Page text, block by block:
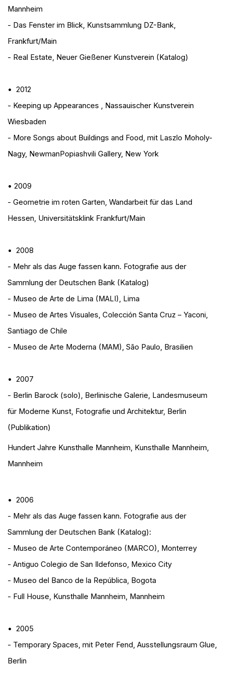
Mannheim
- Das Fenster im Blick, Kunstsammlung DZ-Bank,
Frankfurt/Main
- Real Estate, Neuer Gießener Kunstverein (Katalog)
• 2012
- Keeping up Appearances , Nassauischer Kunstverein
Wiesbaden
- More Songs about Buildings and Food, mit Laszlo Moholy-
Nagy, NewmanPopiashvili Gallery, New York
• 2009
- Geometrie im roten Garten, Wandarbeit für das Land
Hessen, Universitätsklink Frankfurt/Main
• 2008
- Mehr als das Auge fassen kann. Fotografie aus der
Sammlung der Deutschen Bank (Katalog)
- Museo de Arte de Lima (MALI), Lima
- Museo de Artes Visuales, Colección Santa Cruz – Yaconi,
Santiago de Chile
- Museo de Arte Moderna (MAM), São Paulo, Brasilien
• 2007
- Berlin Barock (solo), Berlinische Galerie, Landesmuseum
für Moderne Kunst, Fotografie und Architektur, Berlin
(Publikation)
Hundert Jahre Kunsthalle Mannheim, Kunsthalle Mannheim,
Mannheim
• 2006
- Mehr als das Auge fassen kann. Fotografie aus der
Sammlung der Deutschen Bank (Katalog):
- Museo de Arte Contemporáneo (MARCO), Monterrey
- Antiguo Colegio de San Ildefonso, Mexico City
- Museo del Banco de la República, Bogota
- Full House, Kunsthalle Mannheim, Mannheim
• 2005
- Temporary Spaces, mit Peter Fend, Ausstellungsraum Glue,
Berlin